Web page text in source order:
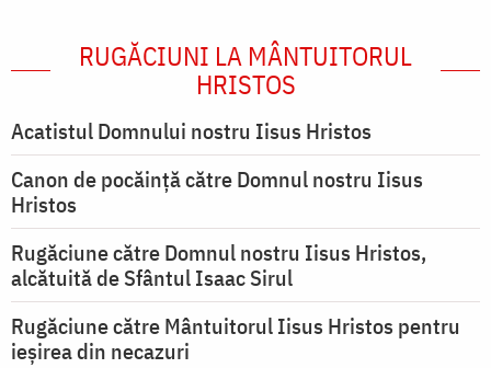
RUGĂCIUNI LA MÂNTUITORUL
HRISTOS
Acatistul Domnului nostru Iisus Hristos
Canon de pocăință către Domnul nostru Iisus
Hristos
Rugăciune către Domnul nostru Iisus Hristos,
alcătuită de Sfântul Isaac Sirul
Rugăciune către Mântuitorul Iisus Hristos pentru
ieşirea din necazuri